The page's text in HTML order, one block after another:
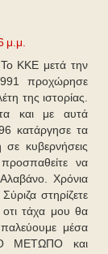
μ.μ.
Το ΚΚΕ μετά την
προχώρησε
της ιστορίας.
και με αυτά
κατάργησε τα
κυβερνήσεις
να
Χρόνια
στηρίζετε
τάχα μου θα
μέσα
ΜΕΤΩΠΟ και